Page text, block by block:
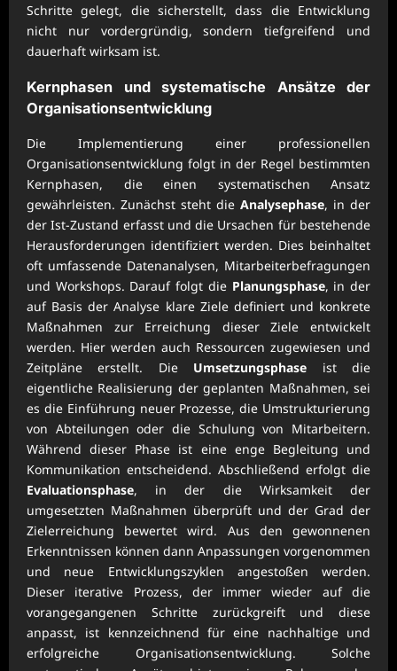
Schritte gelegt, die sicherstellt, dass die Entwicklung
nicht nur vordergründig, sondern tiefgreifend und
dauerhaft wirksam ist.
Kernphasen und systematische Ansätze der
Organisationsentwicklung
Die Implementierung einer professionellen
Organisationsentwicklung folgt in der Regel bestimmten
Kernphasen, die einen systematischen Ansatz
gewährleisten. Zunächst steht die Analysephase, in der
der Ist-Zustand erfasst und die Ursachen für bestehende
Herausforderungen identifiziert werden. Dies beinhaltet
oft umfassende Datenanalysen, Mitarbeiterbefragungen
und Workshops. Darauf folgt die Planungsphase, in der
auf Basis der Analyse klare Ziele definiert und konkrete
Maßnahmen zur Erreichung dieser Ziele entwickelt
werden. Hier werden auch Ressourcen zugewiesen und
Zeitpläne erstellt. Die Umsetzungsphase ist die
eigentliche Realisierung der geplanten Maßnahmen, sei
es die Einführung neuer Prozesse, die Umstrukturierung
von Abteilungen oder die Schulung von Mitarbeitern.
Während dieser Phase ist eine enge Begleitung und
Kommunikation entscheidend. Abschließend erfolgt die
Evaluationsphase, in der die Wirksamkeit der
umgesetzten Maßnahmen überprüft und der Grad der
Zielerreichung bewertet wird. Aus den gewonnenen
Erkenntnissen können dann Anpassungen vorgenommen
und neue Entwicklungszyklen angestoßen werden.
Dieser iterative Prozess, der immer wieder auf die
vorangegangenen Schritte zurückgreift und diese
anpasst, ist kennzeichnend für eine nachhaltige und
erfolgreiche Organisationsentwicklung. Solche